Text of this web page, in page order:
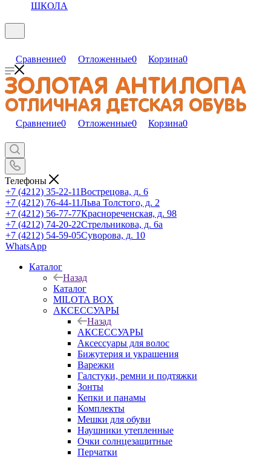
ШКОЛА
Сравнение0 Отложенные0 Корзина0
Сравнение0 Отложенные0 Корзина0
Телефоны
+7 (4212) 35-22-11Вострецова, д. 6
+7 (4212) 76-44-11Льва Толстого, д. 2
+7 (4212) 56-77-77Краснореченская, д. 98
+7 (4212) 74-20-22Стрельникова, д. 6а
+7 (4212) 54-59-05Суворова, д. 10
WhatsApp
Каталог
Назад
Каталог
MILOTA BOX
АКСЕССУАРЫ
Назад
АКСЕССУАРЫ
Аксессуары для волос
Бижутерия и украшения
Варежки
Галстуки, ремни и подтяжки
Зонты
Кепки и панамы
Комплекты
Мешки для обуви
Наушники утепленные
Очки солнцезащитные
Перчатки